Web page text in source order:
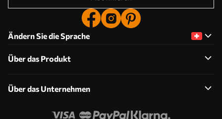
Ändern Sie die Sprache
Über das Produkt
Über das Unternehmen